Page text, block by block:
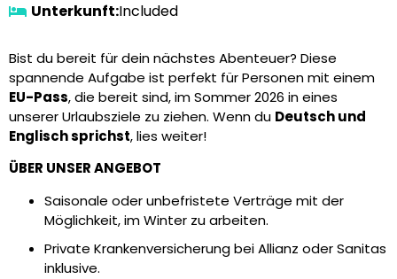
Unterkunft:Included
Bist du bereit für dein nächstes Abenteuer? Diese
spannende Aufgabe ist perfekt für Personen mit einem
EU-Pass, die bereit sind, im Sommer 2026 in eines
unserer Urlaubsziele zu ziehen. Wenn du Deutsch und
Englisch sprichst, lies weiter!
ÜBER UNSER ANGEBOT
Saisonale oder unbefristete Verträge mit der
Möglichkeit, im Winter zu arbeiten.
Private Krankenversicherung bei Allianz oder Sanitas
inklusive.